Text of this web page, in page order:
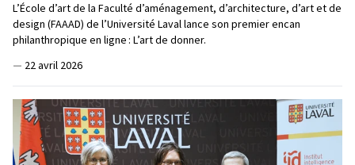
L’École d’art de la Faculté d’aménagement, d’architecture, d’art et de
design (FAAAD) de l’Université Laval lance son premier encan
philanthropique en ligne : L’art de donner.
— 22 avril 2026